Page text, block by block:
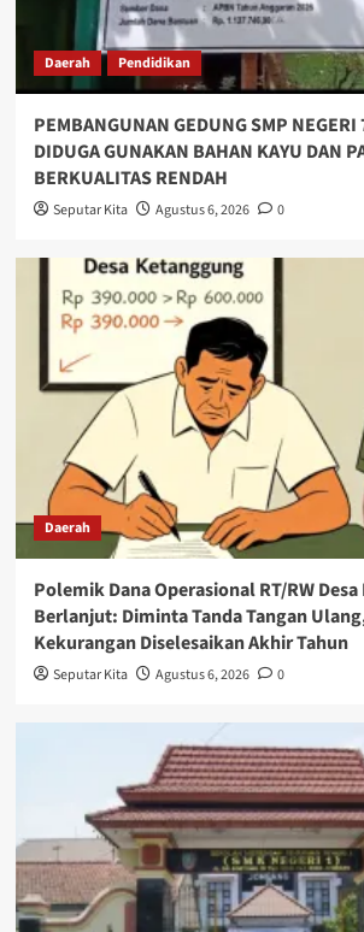
Daerah Pendidikan
PEMBANGUNAN GEDUNG SMP
DIDUGA GUNAKAN BAHAN KAYU DAN
BERKUALITAS RENDAH
Seputar Kita Agustus 6, 2026 0
Daerah
Polemik Dana Operasional RT/RW
Berlanjut: Diminta Tanda Tangan
Kekurangan Diselesaikan Akhir Tahun
Seputar Kita Agustus 6, 2026 0